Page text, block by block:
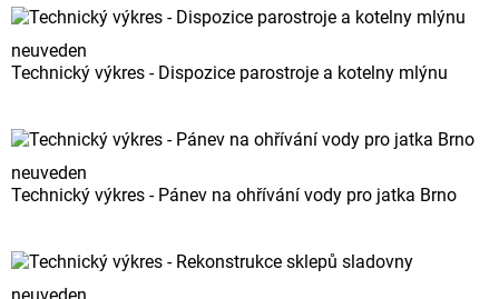
neuveden
Technický výkres - Dispozice parostroje a kotelny mlýnu
neuveden
Technický výkres - Pánev na ohřívání vody pro jatka Brno